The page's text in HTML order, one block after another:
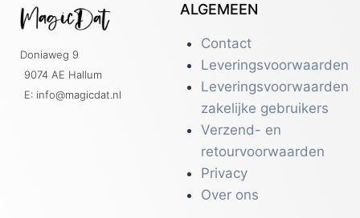
Doniaweg 9
9074 AE Hallum
E: info@magicdat.nl
ALGEMEEN
Contact
Leveringsvoorwaarden
Leveringsvoorwaarden
zakelijke gebruikers
Verzend- en
retourvoorwaarden
Privacy
Over ons